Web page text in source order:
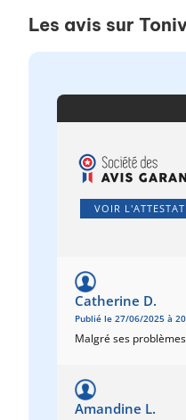
Les avis sur
VOIR
Catherine D.
Publié le 27/06/2025 à
Malgré ses
Amandine L.